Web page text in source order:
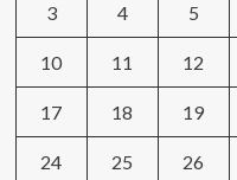
3 4 5
10 11 12
17 18 19
24 25 26